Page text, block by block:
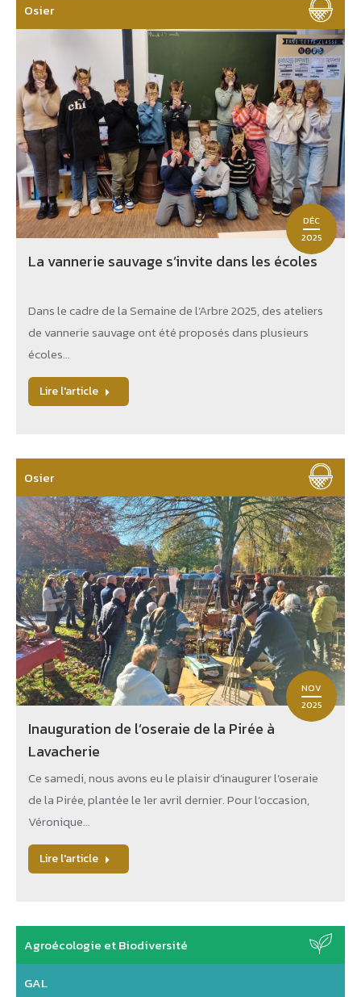
DÉC
2025
Osier
La vannerie sauvage s’invite dans les écoles
Dans le cadre de la Semaine de l’Arbre 2025, des ateliers
de vannerie sauvage ont été proposés dans plusieurs
écoles…
Lire l'article
NOV
2025
Osier
Inauguration de l’oseraie de la Pirée à
Lavacherie
Ce samedi, nous avons eu le plaisir d’inaugurer l’oseraie
de la Pirée, plantée le 1er avril dernier. Pour l’occasion,
Véronique…
Lire l'article
Agroécologie et Biodiversité
GAL